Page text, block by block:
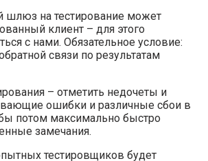
шлюз на тестирование может
клиент – для этого
с нами. Обязательное условие:
связи по результатам
– отметить недочеты и
ошибки и различные сбои в
потом максимально быстро
замечания.
тестировщиков будет